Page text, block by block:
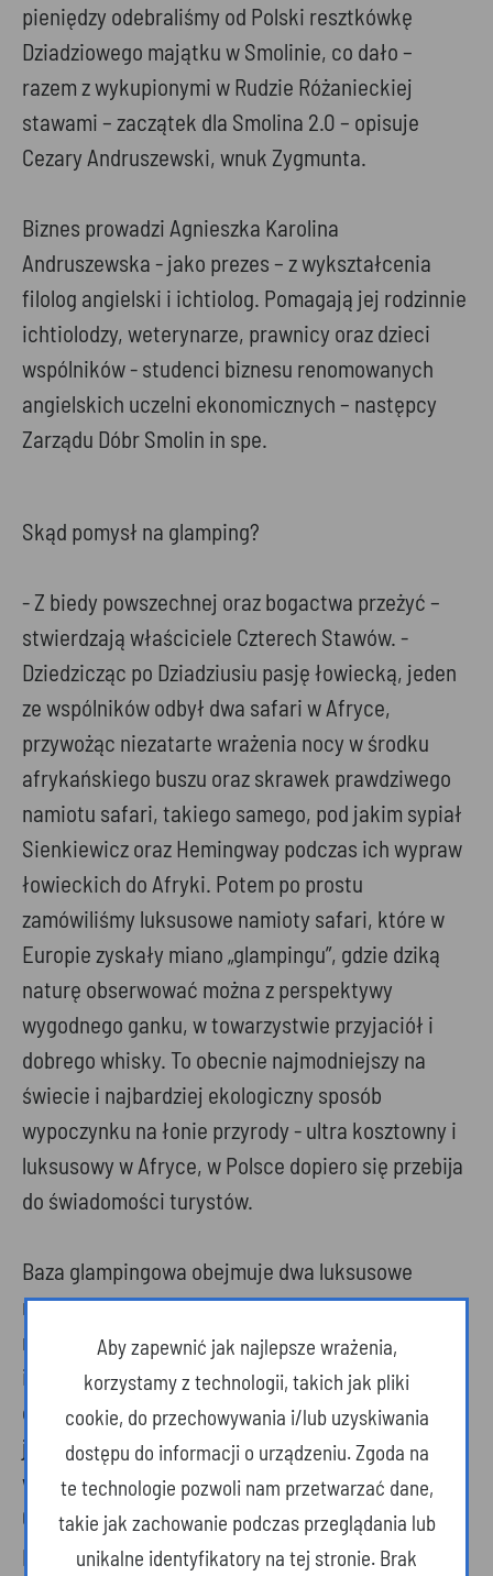
pieniędzy odebraliśmy od Polski resztkówkę
Dziadziowego majątku w Smolinie, co dało –
razem z wykupionymi w Rudzie Różanieckiej
stawami – zaczątek dla Smolina 2.0 – opisuje
Cezary Andruszewski, wnuk Zygmunta.
Biznes prowadzi Agnieszka Karolina
Andruszewska - jako prezes – z wykształcenia
filolog angielski i ichtiolog. Pomagają jej rodzinnie
ichtiolodzy, weterynarze, prawnicy oraz dzieci
wspólników - studenci biznesu renomowanych
angielskich uczelni ekonomicznych – następcy
Zarządu Dóbr Smolin in spe.
Skąd pomysł na glamping?
- Z biedy powszechnej oraz bogactwa przeżyć –
stwierdzają właściciele Czterech Stawów. -
Dziedzicząc po Dziadziusiu pasję łowiecką, jeden
ze wspólników odbył dwa safari w Afryce,
przywożąc niezatarte wrażenia nocy w środku
afrykańskiego buszu oraz skrawek prawdziwego
namiotu safari, takiego samego, pod jakim sypiał
Sienkiewicz oraz Hemingway podczas ich wypraw
łowieckich do Afryki. Potem po prostu
zamówiliśmy luksusowe namioty safari, które w
Europie zyskały miano „glampingu”, gdzie dziką
naturę obserwować można z perspektywy
wygodnego ganku, w towarzystwie przyjaciół i
dobrego whisky. To obecnie najmodniejszy na
świecie i najbardziej ekologiczny sposób
wypoczynku na łonie przyrody - ultra kosztowny i
luksusowy w Afryce, w Polsce dopiero się przebija
do świadomości turystów.
Baza glampingowa obejmuje dwa luksusowe
namioty: Sienkiewicz i Hemingway. Wystrój
nawiązuje zarówno do akcentów afrykańskich, jak
i roztoczańskich. Bezsprzeczną atrakcją są
całoroczne, ogrzewane klimatycznymi kominkami
jurty. W wystroju jak i nazewnictwie nawiązują do
wielkich zdobywców i podróżników: Czyngis-
Chana i Marco Polo, którzy na szlaku swych
podbojów i podróży niejedną chłodną noc spędzili
Aby zapewnić jak najlepsze wrażenia,
korzystamy z technologii, takich jak pliki
cookie, do przechowywania i/lub uzyskiwania
dostępu do informacji o urządzeniu. Zgoda na
te technologie pozwoli nam przetwarzać dane,
takie jak zachowanie podczas przeglądania lub
unikalne identyfikatory na tej stronie. Brak